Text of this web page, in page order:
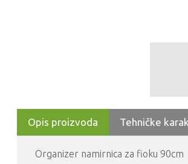
Opis proizvoda Tehničke
Organizer namirnica za fioku 90cm